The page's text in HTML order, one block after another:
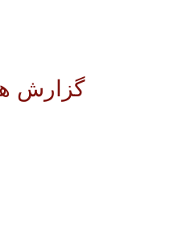
گزارش